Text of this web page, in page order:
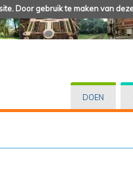
Door gebruik te maken van
DOEN